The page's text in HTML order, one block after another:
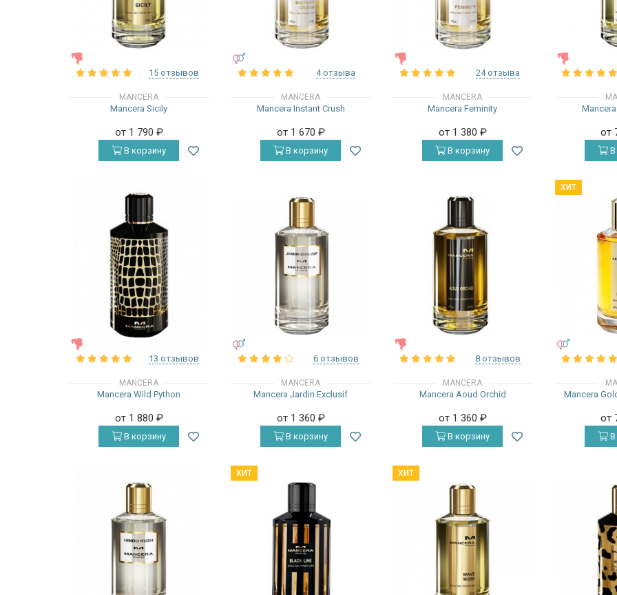
15 отзывов
MANCERA
Mancera Sicily
от 1 790 ₽
В корзину
4 отзыва
MANCERA
Mancera Instant Crush
от 1 670 ₽
В корзину
24 отзыва
MANCERA
Mancera Feminity
от 1 380 ₽
В корзину
от
В
13 отзывов
MANCERA
Mancera Wild Python
от 1 880 ₽
В корзину
6 отзывов
MANCERA
Mancera Jardin Exclusif
от 1 360 ₽
В корзину
8 отзывов
MANCERA
Mancera Aoud Orchid
от 1 360 ₽
В корзину
ХИТ
Mancera
от
В
ХИТ ХИТ